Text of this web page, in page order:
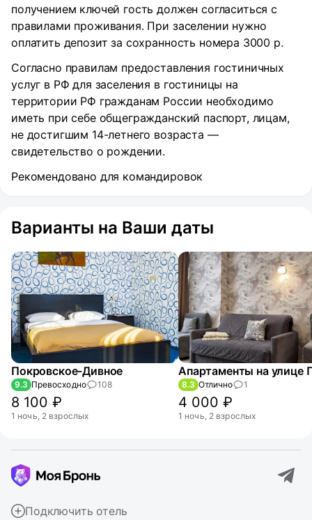
получением ключей гость должен согласиться с
правилами проживания. При заселении нужно
оплатить депозит за сохранность номера 3000 р.
Согласно правилам предоставления гостиничных
услуг в РФ для заселения в гостиницы на
территории РФ гражданам России необходимо
иметь при себе общегражданский паспорт, лицам,
не достигшим 14-летнего возраста —
свидетельство о рождении.
Рекомендовано для командировок
Варианты на Ваши даты
Покровское-Дивное
9.3 Превосходно 108
8 100 ₽
1 ночь, 2 взрослых
8.3 Отлично 1
4 000 ₽
1 ночь, 2 взрослых
Подключить отель